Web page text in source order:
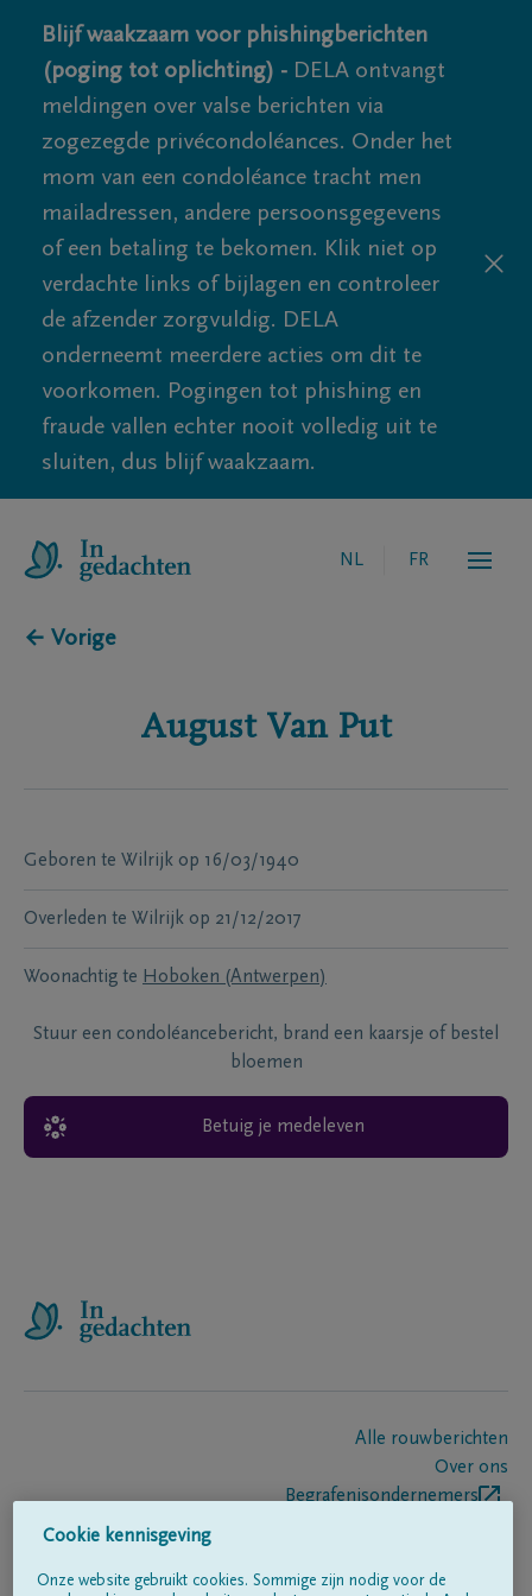
Blijf waakzaam voor phishingberichten
(poging tot oplichting) - DELA ontvangt
meldingen over valse berichten via
zogezegde privécondoléances. Onder het
mom van een condoléance tracht men
mailadressen, andere persoonsgegevens
of een betaling te bekomen. Klik niet op
verdachte links of bijlagen en controleer
de afzender zorgvuldig. DELA
onderneemt meerdere acties om dit te
voorkomen. Pogingen tot phishing en
fraude vallen echter nooit volledig uit te
sluiten, dus blijf waakzaam.
NL FR
← Vorige
August Van Put
Geboren te Wilrijk op 16/03/1940
Overleden te Wilrijk op 21/12/2017
Woonachtig te Hoboken (Antwerpen)
Stuur een condoléancebericht, brand een kaarsje of bestel
bloemen
Betuig je medeleven
Alle rouwberichten
Over ons
Begrafenisondernemers
Cookie kennisgeving
Onze website gebruikt cookies. Sommige zijn nodig voor de